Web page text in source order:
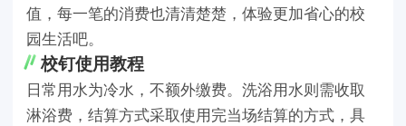
值，每一笔的消费也清清楚楚，体验更加省心的校
园生活吧。
校钉使用教程
日常用水为冷水，不额外缴费。洗浴用水则需收取
淋浴费，结算方式采取使用完当场结算的方式，具